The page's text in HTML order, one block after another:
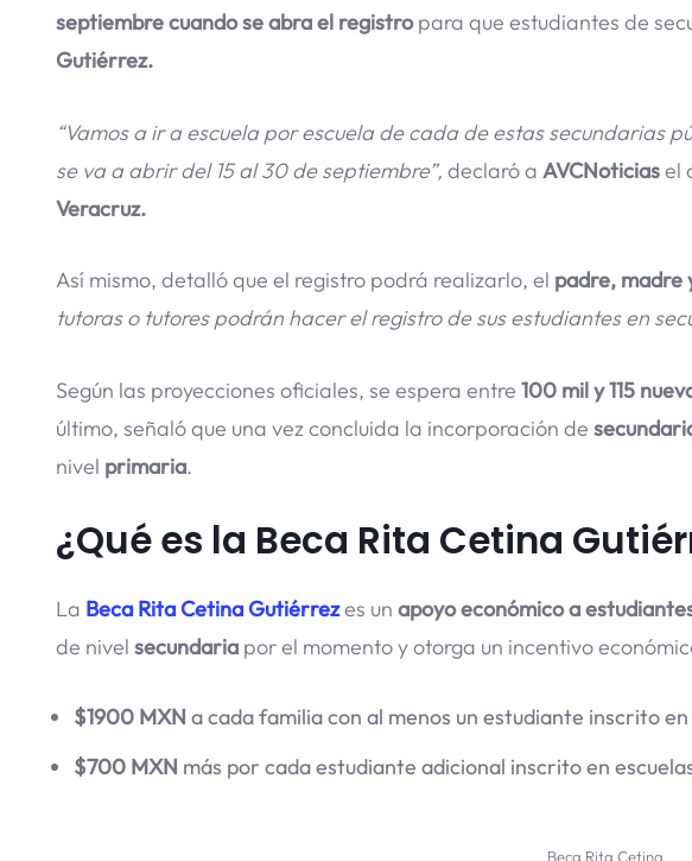
septiembre cuando se abra el registropara que estudiantes de
Gutiérrez.
“Vamos a ir a escuela por escuela de cada de estas secundarias
se va a abrir del 15 al 30 de septiembre”, declaró a AVCNoticiasel
Veracruz.
Así mismo, detalló que el registro podrá realizarlo, el padre, madre
tutoras o tutores podrán hacer el registro de sus estudiantes en
Según las proyecciones oficiales, se espera entre 100 mil y 115
último, señaló que una vez concluida la incorporación de
nivel primaria.
¿Qué es la Beca Rita Cetina
La Beca Rita Cetina Gutiérrezes un apoyo económico a
de nivel secundaria por el momento y otorga un incentivo
$1900 MXN a cada familia con al menos un estudiante inscrito
$700 MXN más por cada estudiante adicional inscrito en
Beca Rita Cetina